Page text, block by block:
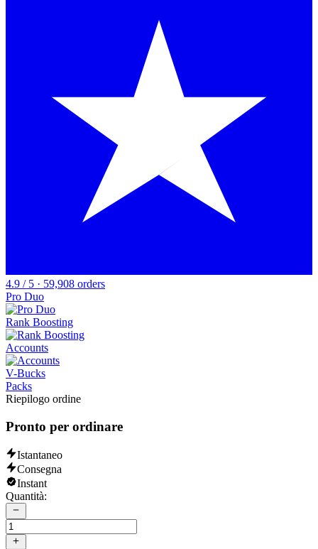
4.9 / 5 · 59,908 orders
Pro Duo
Rank Boosting
Accounts
V-Bucks
Packs
Riepilogo ordine
Pronto per ordinare
Istantaneo
Consegna
Instant
Quantità: